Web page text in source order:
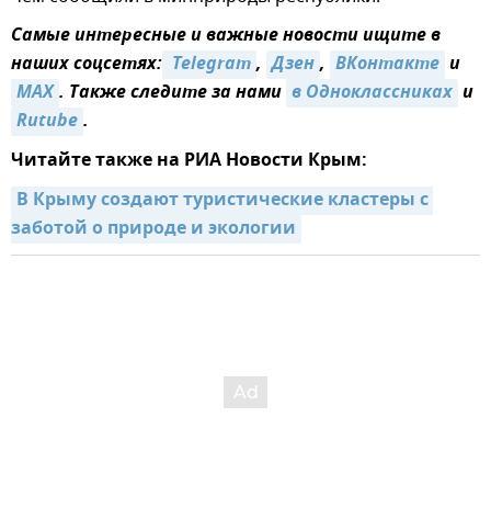
Самые интересные и важные новости ищите в
наших соцсетях: Telegram, Дзен, ВКонтакте и
MAX. Также следите за нами в Одноклассниках и
Rutube.
Читайте также на РИА Новости Крым:
В Крыму создают туристические кластеры с
заботой о природе и экологии